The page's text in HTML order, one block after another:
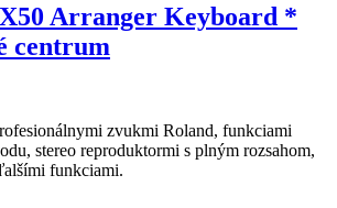
Arranger Keyboard *
centrum
zvukmi Roland, funkciami
stereo reproduktormi s plným rozsahom,
funkciami.